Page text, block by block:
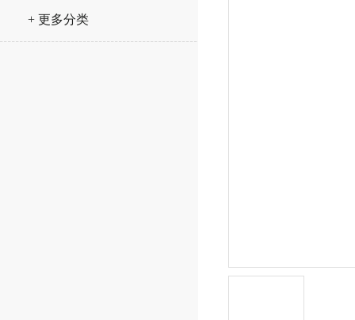
+ 更多分类